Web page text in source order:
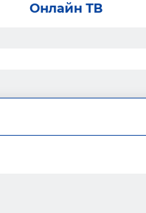
Онлайн ТВ